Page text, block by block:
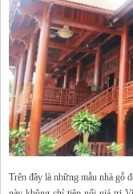
Trên đây là những mẫu nhà gỗ